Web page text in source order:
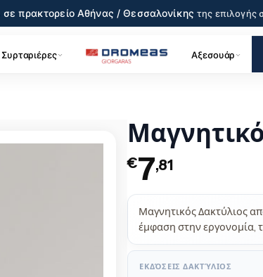
σε πρακτορείοΑθήνας / Θεσσαλονίκηςτης επιλογής
Συρταριέρες Αξεσουάρ
€7,81
Μαγνητικός Δακτύλιος
έμφαση στην εργονομία,
ΕΚΔΌΣΕΙΣ ΔΑΚΤΎΛΙΟΣ